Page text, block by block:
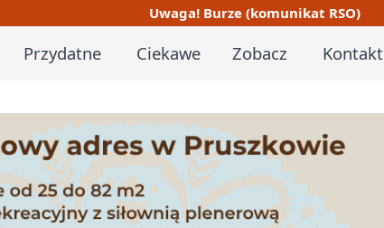
Uwaga! Burze (komunikat RSO)
Przydatne Ciekawe Zobacz Kontakt